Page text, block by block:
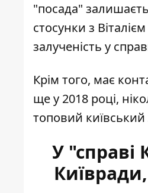
"посада"
стосунки з
залученість у
Крім того, має
ще у 2018 році,
топовий
У "справі